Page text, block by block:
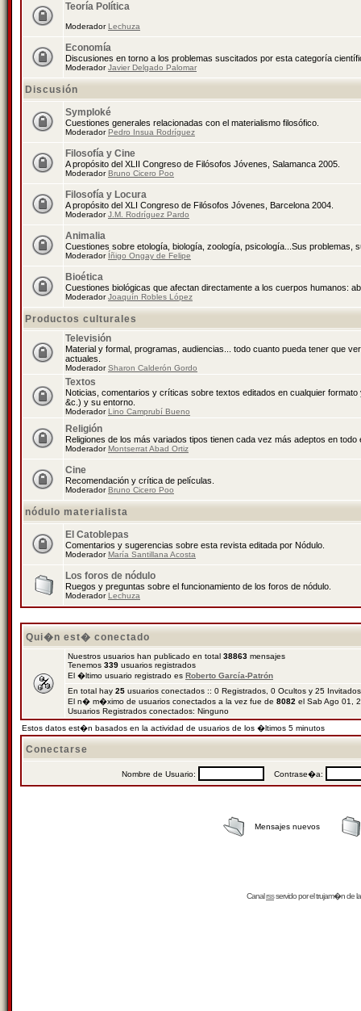
Teoría Política
ModeradorLechuza
Economía
Discusiones en torno a los problemas suscitados por esta categoría
ModeradorJavier Delgado Palomar
Discusión
Symploké
Cuestiones generales relacionadas con el materialismo filosófico.
ModeradorPedro Insua Rodríguez
Filosofía y Cine
A propósito del XLII Congreso de Filósofos Jóvenes, Salamanca 2005.
ModeradorBruno Cicero Poo
Filosofía y Locura
A propósito del XLI Congreso de Filósofos Jóvenes, Barcelona 2004.
ModeradorJ.M. Rodríguez Pardo
Animalia
Cuestiones sobre etología, biología, zoología, psicología...Sus problemas,
Moderador Íñigo Ongay de Felipe
Bioética
Cuestiones biológicas que afectan directamente a los cuerpos humanos:
ModeradorJoaquín Robles López
Productos culturales
Televisión
Material y formal, programas, audiencias... todo cuanto pueda tener que
actuales.
ModeradorSharon Calderón Gordo
Textos
Noticias, comentarios y críticas sobre textos editados en cualquier
&c.) y su entorno.
ModeradorLino Camprubí Bueno
Religión
Religiones de los más variados tipos tienen cada vez más adeptos en todo
ModeradorMontserrat Abad Ortiz
Cine
Recomendación y crítica de películas.
ModeradorBruno Cicero Poo
nódulo materialista
El Catoblepas
Comentarios y sugerencias sobre esta revista editada por Nódulo.
ModeradorMaría Santillana Acosta
Los foros de nódulo
Ruegos y preguntas sobre el funcionamiento de los foros de nódulo.
ModeradorLechuza
Qui�n est� conectado
Nuestros usuarios han publicado en total 38863 mensajes
Tenemos 339 usuarios registrados
El �ltimo usuario registrado es Roberto García-Patrón
En total hay 25 usuarios conectados :: 0 Registrados, 0 Ocultos y 25
El n� m�ximo de usuarios conectados a la vez fue de 8082 el Sab Ago 01,
Usuarios Registrados conectados: Ninguno
Estos datos est�n basados en la actividad de usuarios de los �ltimos 5 minutos
Conectarse
Nombre de Usuario: Contrase�a:
Mensajes nuevos
Canalrssservido por eltrujam�nde